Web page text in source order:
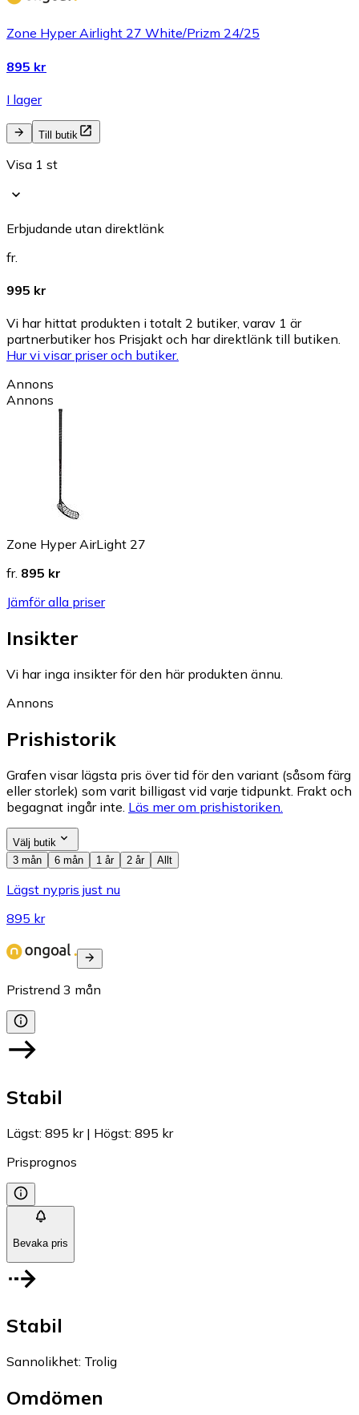
Zone Hyper Airlight 27 White/Prizm 24/25
895 kr
I lager
Till butik
Visa 1 st
Erbjudande utan direktlänk
fr.
995 kr
Vi har hittat produkten i totalt 2 butiker, varav 1 är
partnerbutiker hos Prisjakt och har direktlänk till butiken.
Hur vi visar priser och butiker.
Annons
Annons
Zone Hyper AirLight 27
fr. 895 kr
Jämför alla priser
Insikter
Vi har inga insikter för den här produkten ännu.
Annons
Prishistorik
Grafen visar lägsta pris över tid för den variant (såsom färg
eller storlek) som varit billigast vid varje tidpunkt. Frakt och
begagnat ingår inte. Läs mer om prishistoriken.
Välj butik
3 mån
6 mån 1 år 2 år Allt
Lägst nypris just nu
895 kr
Pristrend 3 mån
Stabil
Lägst: 895 kr| Högst: 895 kr
Prisprognos
Bevaka pris
Stabil
Sannolikhet: Trolig
Omdömen